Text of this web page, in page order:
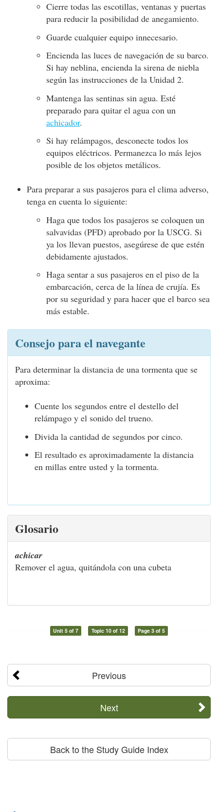
Cierre todas las escotillas, ventanas y puertas
para reducir la posibilidad de anegamiento.
Guarde cualquier equipo innecesario.
Encienda las luces de navegación de su barco.
Si hay neblina, encienda la sirena de niebla
según las instrucciones de la Unidad 2.
Mantenga las sentinas sin agua. Esté
preparado para quitar el agua con un
achicador.
Si hay relámpagos, desconecte todos los
equipos eléctricos. Permanezca lo más lejos
posible de los objetos metálicos.
Para preparar a sus pasajeros para el clima adverso,
tenga en cuenta lo siguiente:
Haga que todos los pasajeros se coloquen un
salvavidas (PFD) aprobado por la USCG. Si
ya los llevan puestos, asegúrese de que estén
debidamente ajustados.
Haga sentar a sus pasajeros en el piso de la
embarcación, cerca de la línea de crujía. Es
por su seguridad y para hacer que el barco sea
más estable.
Consejo para el navegante
Para determinar la distancia de una tormenta que se
aproxima:
Cuente los segundos entre el destello del
relámpago y el sonido del trueno.
Divida la cantidad de segundos por cinco.
El resultado es aproximadamente la distancia
en millas entre usted y la tormenta.
Glosario
achicar
Remover el agua, quitándola con una cubeta
Unit 5 of 7 Topic 10 of 12 Page 3 of 5
Previous
Next
Back to the Study Guide Index